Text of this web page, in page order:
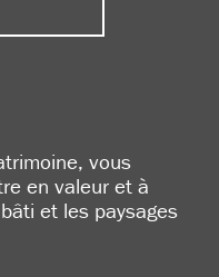
vous
en valeur et à
et les paysages